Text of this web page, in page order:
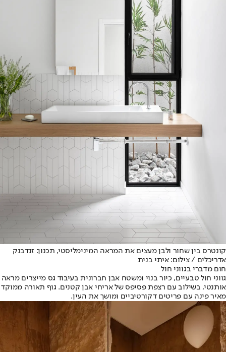
קונטרס בין שחור ולבן מעצים את המראה המינימליסטי, תכנון: זנדבנק
אדריכלים / צילום: איתי בנית
חום מדברי בגווני חול
גווני חול טבעיים, כיור בנוי ומשטח אבן חברונית בעיבוד גס מייצרים מראה
אותנטי, בשילוב עם רצפת פסיפס של אריחי אבן קטנים. גוף תאורה ממוקד
מאיר פינה עם פריטים דקורטיביים ומושך את העין.